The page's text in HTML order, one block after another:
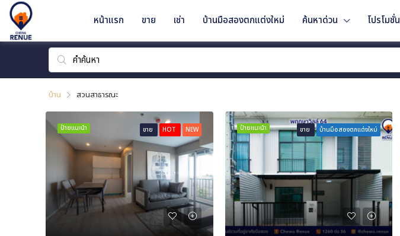
หน้าแรก ขาย เช่า บ้านมือสองตกแต่งใหม่ ค้นหาด่วน โปรโมชั่น
บ้าน สวนสาธารณะ
ป้ายแนะนำ ขาย HOT NEW ป้ายแนะนำ ขาย บ้านมือสองตกแต่งใหม่